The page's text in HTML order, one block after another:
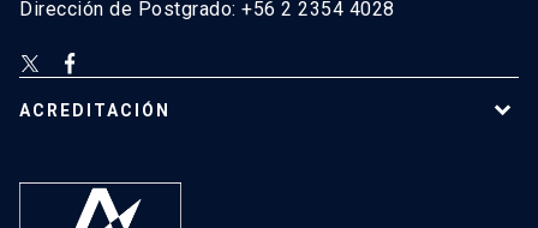
Dirección de Postgrado: +56 2 2354 4028
ACREDITACIÓN